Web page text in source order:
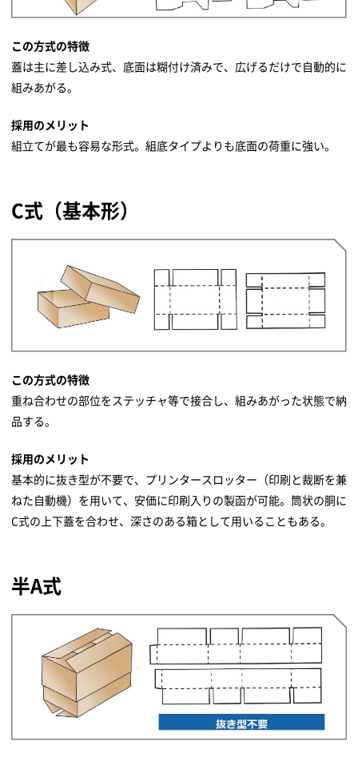
この方式の特徴
蓋は主に差し込み式、底面は糊付け済みで、広げるだけで自動的に
組みあがる。
採用のメリット
組立てが最も容易な形式。組底タイプよりも底面の荷重に強い。
C式（基本形）
この方式の特徴
重ね合わせの部位をステッチャ等で接合し、組みあがった状態で納
品する。
採用のメリット
基本的に抜き型が不要で、プリンタースロッター（印刷と裁断を兼
ねた自動機）を用いて、安価に印刷入りの製函が可能。筒状の胴に
C式の上下蓋を合わせ、深さのある箱として用いることもある。
半A式